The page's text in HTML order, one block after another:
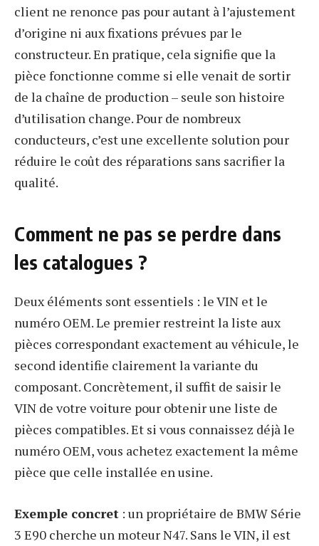
client ne renonce pas pour autant à l’ajustement
d’origine ni aux fixations prévues par le
constructeur. En pratique, cela signifie que la
pièce fonctionne comme si elle venait de sortir
de la chaîne de production – seule son histoire
d’utilisation change. Pour de nombreux
conducteurs, c’est une excellente solution pour
réduire le coût des réparations sans sacrifier la
qualité.
Comment ne pas se perdre dans
les catalogues ?
Deux éléments sont essentiels : le VIN et le
numéro OEM. Le premier restreint la liste aux
pièces correspondant exactement au véhicule, le
second identifie clairement la variante du
composant. Concrètement, il suffit de saisir le
VIN de votre voiture pour obtenir une liste de
pièces compatibles. Et si vous connaissez déjà le
numéro OEM, vous achetez exactement la même
pièce que celle installée en usine.
Exemple concret : un propriétaire de BMW Série
3 E90 cherche un moteur N47. Sans le VIN, il est